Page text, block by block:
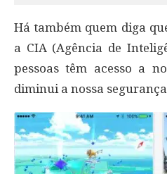
Há também quem diga
a CIA (Agência de
pessoas têm acesso a
diminui a nossa